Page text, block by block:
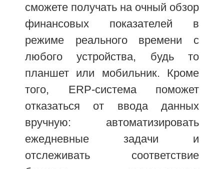
сможете получать на очный обзор
финансовых показателей в
режиме реального времени с
любого устройства, будь то
планшет или мобильник. Кроме
того, ERP-система поможет
отказаться от ввода данных
вручную: автоматизировать
ежедневные задачи и
отслеживать соответствие